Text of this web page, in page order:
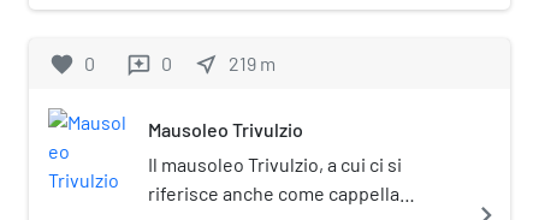
favorite 0 reviews 0 near_me 219 m
Mausoleo Trivulzio
Il mausoleo Trivulzio, a cui ci si
riferisce anche come cappella